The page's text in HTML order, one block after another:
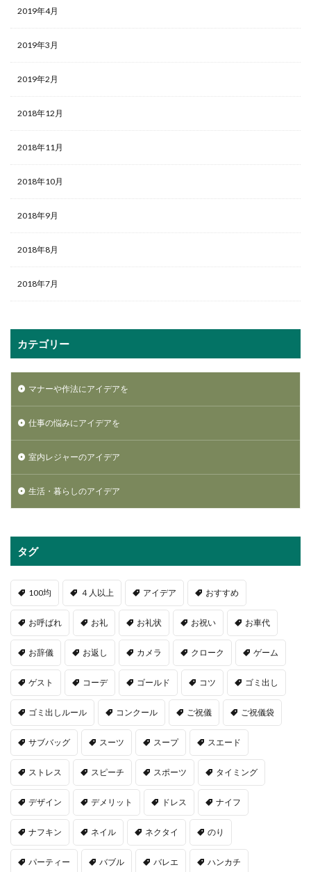
2019年4月
2019年3月
2019年2月
2018年12月
2018年11月
2018年10月
2018年9月
2018年8月
2018年7月
カテゴリー
マナーや作法にアイデアを
仕事の悩みにアイデアを
室内レジャーのアイデア
生活・暮らしのアイデア
タグ
100均 ４人以上 アイデア おすすめ
お呼ばれ お礼 お礼状 お祝い お車代
お辞儀 お返し カメラ クローク ゲーム
ゲスト コーデ ゴールド コツ ゴミ出し
ゴミ出しルール コンクール ご祝儀 ご祝儀袋
サブバッグ スーツ スープ スエード
ストレス スピーチ スポーツ タイミング
デザイン デメリット ドレス ナイフ
ナフキン ネイル ネクタイ のり
パーティー バブル バレエ ハンカチ